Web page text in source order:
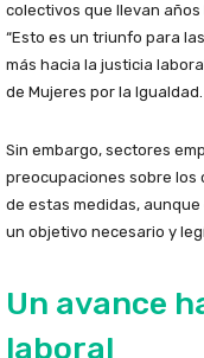
colectivos que llevan
“Esto es un triunfo para
más hacia la justicia
de Mujeres por la Igualdad.
Sin embargo, sectores
preocupaciones sobre los
de estas medidas,
un objetivo necesario y
Un avance
laboral